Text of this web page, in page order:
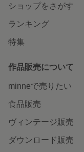
ショップをさがす
ランキング
特集
作品販売について
minneで売りたい
食品販売
ヴィンテージ販売
ダウンロード販売